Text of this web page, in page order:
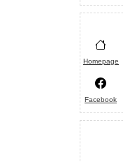
Homepage
Facebook